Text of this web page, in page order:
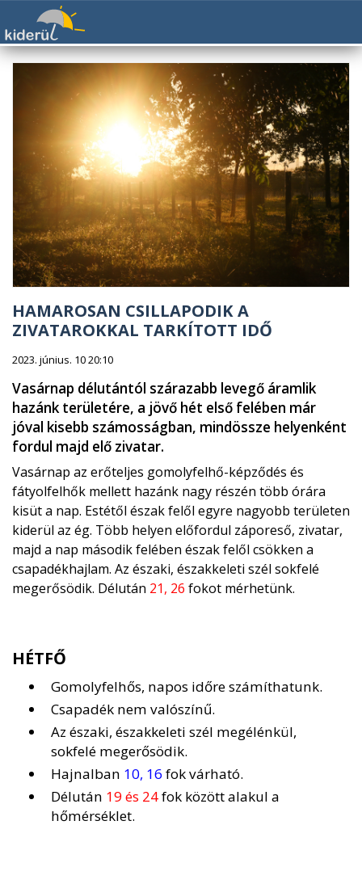
HAMAROSAN CSILLAPODIK A
ZIVATAROKKAL TARKÍTOTT IDŐ
2023. június. 10 20:10
Vasárnap délutántól szárazabb levegő áramlik
hazánk területére, a jövő hét első felében már
jóval kisebb számosságban, mindössze helyenként
fordul majd elő zivatar.
Vasárnap az erőteljes gomolyfelhő-képződés és
fátyolfelhők mellett hazánk nagy részén több órára
kisüt a nap. Estétől észak felől egyre nagyobb területen
kiderül az ég. Több helyen előfordul záporeső, zivatar,
majd a nap második felében észak felől csökken a
csapadékhajlam. Az északi, északkeleti szél sokfelé
megerősödik. Délután 21, 26 fokot mérhetünk.
HÉTFŐ
Gomolyfelhős, napos időre számíthatunk.
Csapadék nem valószínű.
Az északi, északkeleti szél megélénkül,
sokfelé megerősödik.
Hajnalban 10, 16 fok várható.
Délután 19 és 24fok között alakul a
hőmérséklet.